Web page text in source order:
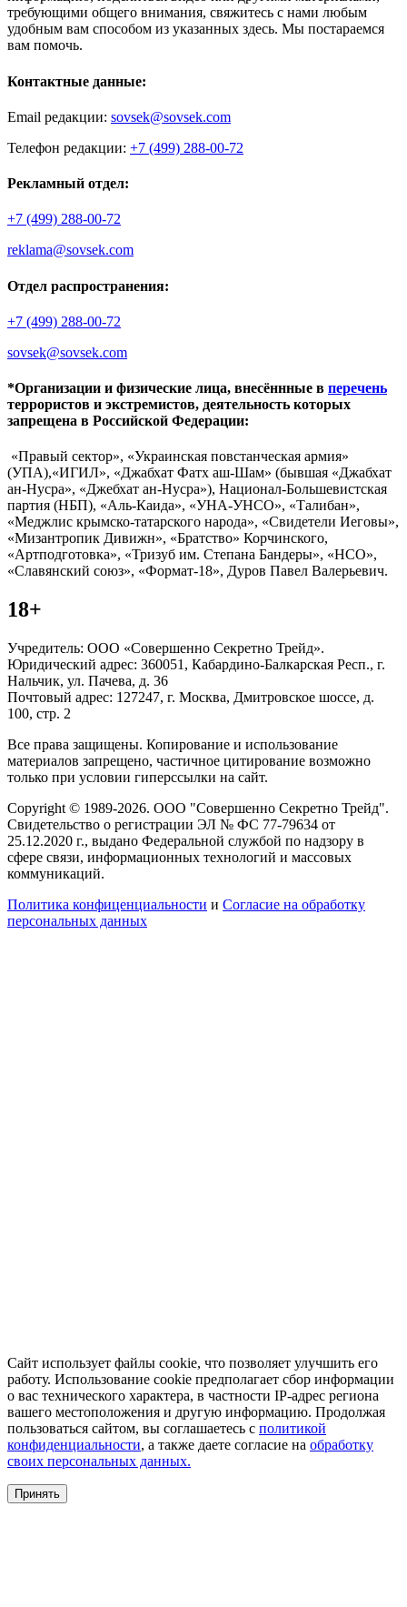
требующими общего внимания, свяжитесь с нами любым
удобным вам способом из указанных здесь. Мы постараемся
вам помочь.
Контактные данные:
Email редакции: sovsek@sovsek.com
Телефон редакции: +7 (499) 288-00-72
Рекламный отдел:
+7 (499) 288-00-72
reklama@sovsek.com
Отдел распространения:
+7 (499) 288-00-72
sovsek@sovsek.com
*Организации и физические лица, внесённные в перечень
террористов и экстремистов, деятельность которых
запрещена в Российской Федерации:
«Правый сектор», «Украинская повстанческая армия»
(УПА),«ИГИЛ», «Джабхат Фатх аш-Шам» (бывшая «Джабхат
ан-Нусра», «Джебхат ан-Нусра»), Национал-Большевистская
партия (НБП), «Аль-Каида», «УНА-УНСО», «Талибан»,
«Меджлис крымско-татарского народа», «Свидетели Иеговы»,
«Мизантропик Дивижн», «Братство» Корчинского,
«Артподготовка», «Тризуб им. Степана Бандеры», «НСО»,
«Славянский союз», «Формат-18», Дуров Павел Валерьевич.
18+
Учредитель: ООО «Совершенно Секретно Трейд».
Юридический адрес: 360051, Кабардино-Балкарская Респ., г.
Нальчик, ул. Пачева, д. 36
Почтовый адрес: 127247, г. Москва, Дмитровское шоссе, д.
100, стр. 2
Все права защищены. Копирование и использование
материалов запрещено, частичное цитирование возможно
только при условии гиперссылки на сайт.
Copyright © 1989-2026. ООО "Совершенно Секретно Трейд".
Свидетельство о регистрации ЭЛ № ФС 77-79634 от
25.12.2020 г., выдано Федеральной службой по надзору в
сфере связи, информационных технологий и массовых
коммуникаций.
Политика конфиценциальности и Согласие на обработку
персональных данных
Сайт использует файлы cookie, что позволяет улучшить его
работу. Использование cookie предполагает сбор информации
о вас технического характера, в частности IP-адрес региона
вашего местоположения и другую информацию. Продолжая
пользоваться сайтом, вы соглашаетесь с политикой
конфиденциальности, а также даете согласие на обработку
своих персональных данных.
Принять